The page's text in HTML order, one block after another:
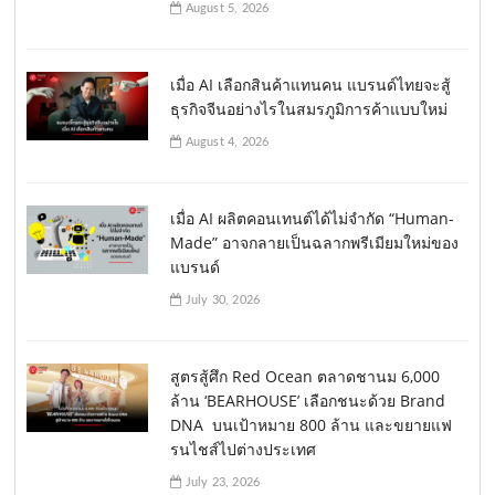
August 5, 2026
เมื่อ AI เลือกสินค้าแทนคน แบรนด์ไทยจะสู้
ธุรกิจจีนอย่างไรในสมรภูมิการค้าแบบใหม่
August 4, 2026
เมื่อ AI ผลิตคอนเทนต์ได้ไม่จำกัด “Human-
Made” อาจกลายเป็นฉลากพรีเมียมใหม่ของ
แบรนด์
July 30, 2026
สูตรสู้ศึก Red Ocean ตลาดชานม 6,000
ล้าน ‘BEARHOUSE’ เลือกชนะด้วย Brand
DNA บนเป้าหมาย 800 ล้าน และขยายแฟ
รนไชส์ไปต่างประเทศ
July 23, 2026